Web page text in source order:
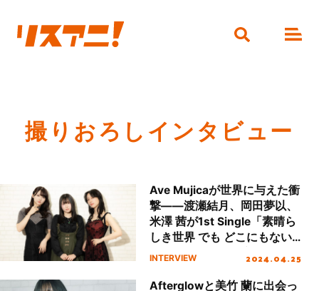
撮りおろしインタビュー
Ave Mujicaが世界に与えた衝
撃――渡瀬結月、岡田夢以、
米澤 茜が1st Single「素晴ら
しき世界 でも どこにもない
場所」とバンドの広がりを語
INTERVIEW 2024.04.25
Afterglowと美竹 蘭に出会っ